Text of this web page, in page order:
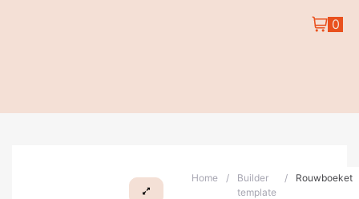
0
Home /
Builder
template
/ Rouwboeket